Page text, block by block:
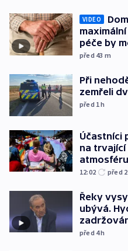
VIDEO
péče by
před 43 m
Při
zemřeli
před 1h
Účastníci
na
atmosféru
12:02 před
Řeky
ubývá.
před 4h